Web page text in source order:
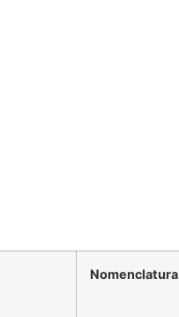
Nomenclatura